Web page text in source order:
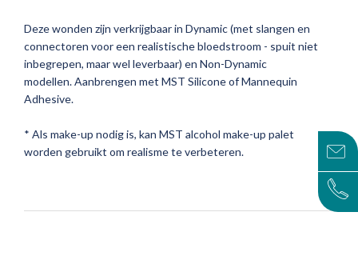
Deze wonden zijn verkrijgbaar in Dynamic (met slangen en
connectoren voor een realistische bloedstroom - spuit niet
inbegrepen, maar wel leverbaar) en Non-Dynamic
modellen. Aanbrengen met MST Silicone of Mannequin
Adhesive.
* Als make-up nodig is, kan MST alcohol make-up palet
worden gebruikt om realisme te verbeteren.